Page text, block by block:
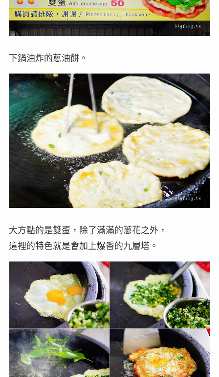
下鍋油炸的蔥油餅。
大方點的是雙蛋，除了滿滿的蔥花之外，
這裡的特色就是會加上爆香的九層塔。